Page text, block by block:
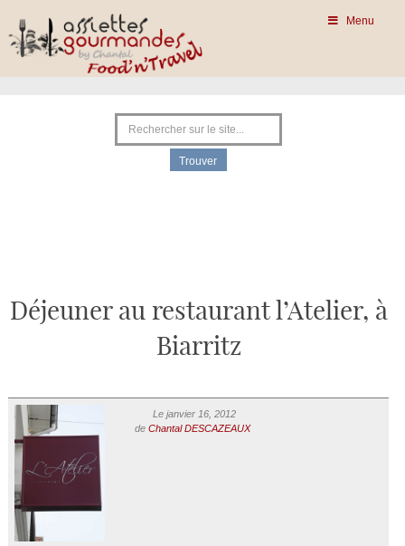
Menu
Déjeuner au restaurant l’Atelier, à
Biarritz
Le janvier 16, 2012
de Chantal DESCAZEAUX